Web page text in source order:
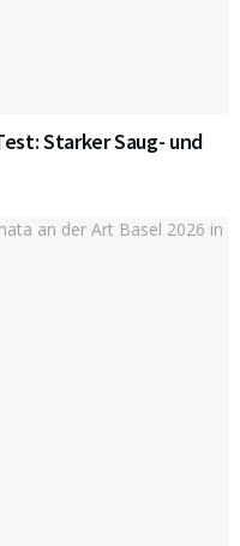
Starker Saug- und